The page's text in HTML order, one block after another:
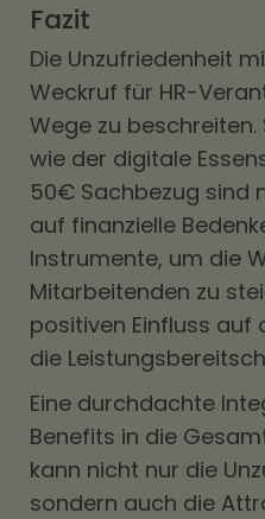
Fazit
Die Unzufriedenheit
Weckruf für HR-
Wege zu
wie der digitale
50€ Sachbezug sind
auf finanzielle
Instrumente, um die
Mitarbeitenden zu
positiven Einfluss auf
die
Eine durchdachte
Benefits in die
kann nicht nur die
sondern auch die